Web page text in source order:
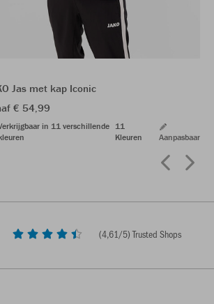
Jas met kap Iconic
€ 54,99
in 11 verschillende
11
Kleuren
Aanpasbaar
(4,61/5) Trusted Shops